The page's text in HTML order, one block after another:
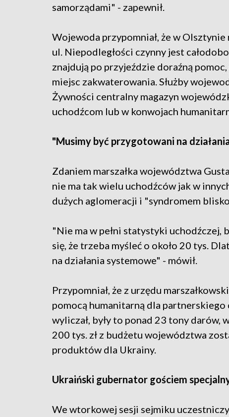
samorządami" - zapewnił.
Wojewoda przypomniał, że w
ul. Niepodległości czynny jest
znajdują po przyjeździe doraźną
miejsc zakwaterowania. Służby
Żywności centralny magazyn
uchodźcom lub w konwojach
"Musimy być przygotowani na
Zdaniem marszałka województwa
nie ma tak wielu uchodźców jak w
dużych aglomeracji i "syndromem
"Nie ma w pełni statystyki uchodźczej,
się, że trzeba myśleć o około 20 tys.
na działania systemowe" - mówił.
Przypomniał, że z urzędu
pomocą humanitarną dla
wyliczał, były to ponad 23 tony darów,
200 tys. zł z budżetu województwa
produktów dla Ukrainy.
Ukraiński gubernator gościem
We wtorkowej sesji sejmiku